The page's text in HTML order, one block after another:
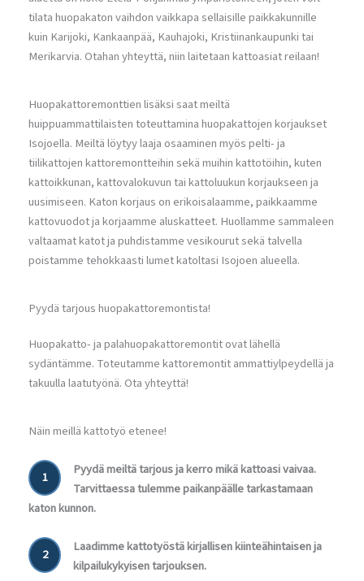
tilata huopakaton vaihdon vaikkapa sellaisille paikkakunnille
kuin Karijoki, Kankaanpää, Kauhajoki, Kristiinankaupunki tai
Merikarvia. Otahan yhteyttä, niin laitetaan kattoasiat reilaan!
Huopakattoremonttien lisäksi saat meiltä
huippuammattilaisten toteuttamina huopakattojen korjaukset
Isojoella. Meiltä löytyy laaja osaaminen myös pelti- ja
tiilikattojen kattoremontteihin sekä muihin kattotöihin, kuten
kattoikkunan, kattovalokuvun tai kattoluukun korjaukseen ja
uusimiseen. Katon korjaus on erikoisalaamme, paikkaamme
kattovuodot ja korjaamme aluskatteet. Huollamme sammaleen
valtaamat katot ja puhdistamme vesikourut sekä talvella
poistamme tehokkaasti lumet katoltasi Isojoen alueella.
Pyydä tarjous huopakattoremontista!
Huopakatto- ja palahuopakattoremontit ovat lähellä
sydäntämme. Toteutamme kattoremontit ammattiylpeydellä ja
takuulla laatutyönä. Ota yhteyttä!
Näin meillä kattotyö etenee!
1
Pyydä meiltä tarjous ja kerro mikä kattoasi vaivaa.
Tarvittaessa tulemme paikanpäälle tarkastamaan
katon kunnon.
2
Laadimme kattotyöstä kirjallisen kiinteähintaisen ja
kilpailukykyisen tarjouksen.